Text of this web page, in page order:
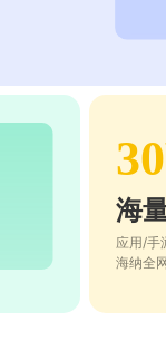
海
应用/手
海纳全